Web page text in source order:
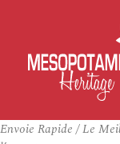
Envoie Rapide / Le